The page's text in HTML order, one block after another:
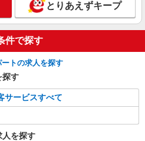
とりあえずキープ
件で探す
トの求人を探す
探す
サービスすべて
人を探す